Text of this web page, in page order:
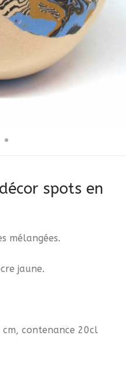
spots en
mélangées.
jaune.
contenance 20cl